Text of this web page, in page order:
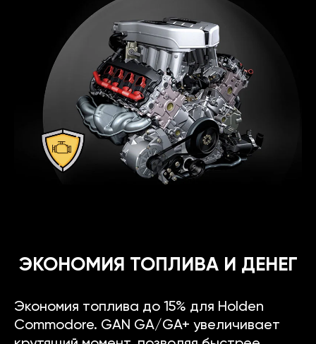
ЭКОНОМИЯ ТОПЛИВА И ДЕНЕГ
Экономия топлива до 15% для Holden
Commodore. GAN GA/GA+ увеличивает